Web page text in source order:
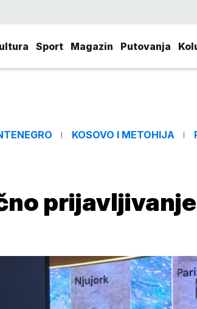
Sport Magazin Putovanja
KOSOVO I METOHIJA
prijavljivanje